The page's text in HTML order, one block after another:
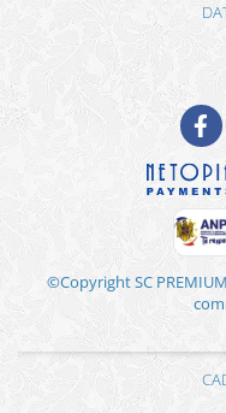
©Copyright SC